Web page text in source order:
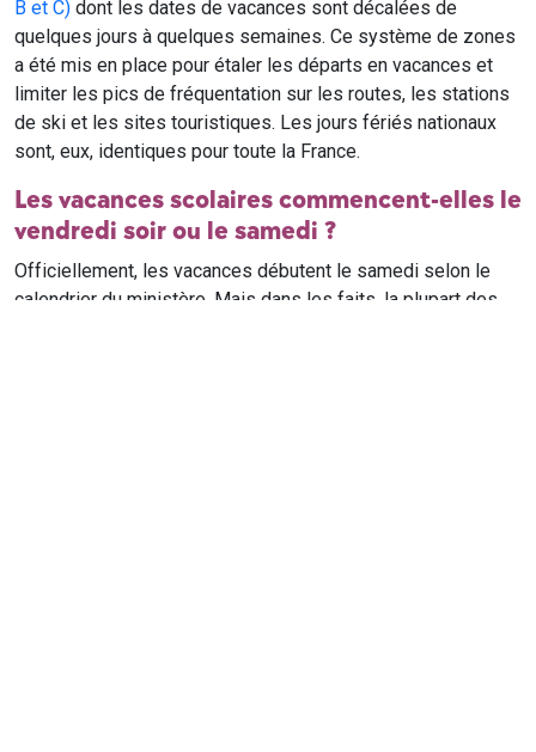
B et C) dont les dates de vacances sont décalées de
quelques jours à quelques semaines. Ce système de zones
a été mis en place pour étaler les départs en vacances et
limiter les pics de fréquentation sur les routes, les stations
de ski et les sites touristiques. Les jours fériés nationaux
sont, eux, identiques pour toute la France.
Les vacances scolaires commencent-elles le
vendredi soir ou le samedi ?
Officiellement, les vacances débutent le samedi selon le
calendrier du ministère. Mais dans les faits, la plupart des